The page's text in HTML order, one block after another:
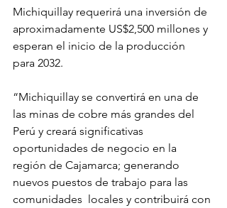
Michiquillay requerirá una inversión de
aproximadamente US$2,500 millones y
esperan el inicio de la producción
para 2032.
“Michiquillay se convertirá en una de
las minas de cobre más grandes del
Perú y creará significativas
oportunidades de negocio en la
región de Cajamarca; generando
nuevos puestos de trabajo para las
comunidades  locales y contribuirá con